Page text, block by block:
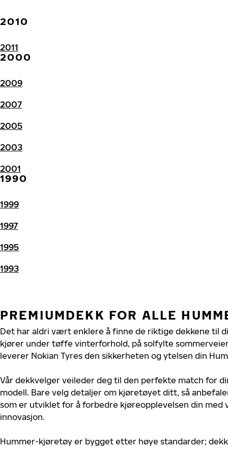
2010
2011
2000
2009
2007
2005
2003
2001
1990
1999
1997
1995
1993
PREMIUMDEKK FOR ALLE
Det har aldri vært enklere å finne de riktige dekkene til
kjører under tøffe vinterforhold, på solfylte
leverer Nokian Tyres den sikkerheten og ytelsen din
Vår dekkvelger veileder deg til den perfekte match for
modell. Bare velg detaljer om kjøretøyet ditt, så
som er utviklet for å forbedre kjøreopplevelsen din med
innovasjon.
Hummer-kjøretøy er bygget etter høye standarder;